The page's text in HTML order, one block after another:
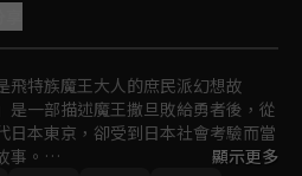
飛特族魔王大人的庶民派幻想故
是一部描述魔王撒旦敗給勇者後，從
日本東京，卻受到日本社會考驗而當
事。
顯示更多